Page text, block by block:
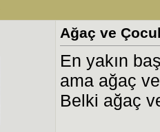
Ağaç ve
En yakın
ama ağaç
Belki ağaç